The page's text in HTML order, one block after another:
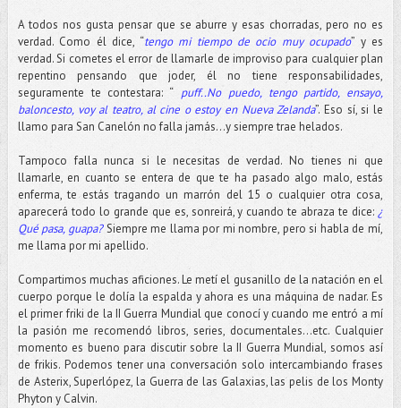
A todos nos gusta pensar que se aburre y esas chorradas, pero no es
verdad. Como él dice, “tengo mi tiempo de ocio muy ocupado” y es
verdad. Si cometes el error de llamarle de improviso para cualquier plan
repentino pensando que joder, él no tiene responsabilidades,
seguramente te contestara: “ puff..No puedo, tengo partido, ensayo,
baloncesto, voy al teatro, al cine o estoy en Nueva Zelanda”. Eso sí, si le
llamo para San Canelón no falla jamás…y siempre trae helados.
Tampoco falla nunca si le necesitas de verdad. No tienes ni que
llamarle, en cuanto se entera de que te ha pasado algo malo, estás
enferma, te estás tragando un marrón del 15 o cualquier otra cosa,
aparecerá todo lo grande que es, sonreirá, y cuando te abraza te dice:¿
Qué pasa, guapa?Siempre me llama por mi nombre, pero si habla de mí,
me llama por mi apellido.
Compartimos muchas aficiones. Le metí el gusanillo de la natación en el
cuerpo porque le dolía la espalda y ahora es una máquina de nadar. Es
el primer friki de la II Guerra Mundial que conocí y cuando me entró a mí
la pasión me recomendó libros, series, documentales…etc. Cualquier
momento es bueno para discutir sobre la II Guerra Mundial, somos así
de frikis. Podemos tener una conversación solo intercambiando frases
de Asterix, Superlópez, la Guerra de las Galaxias, las pelis de los Monty
Phyton y Calvin.